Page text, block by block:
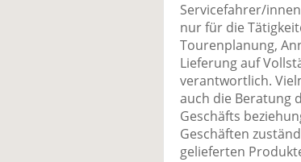
Servicefahrer/
nur für die
Tourenplanung,
Lieferung auf
verantwortlich.
auch die Beratung
Geschäfts
Geschäften
gelieferten